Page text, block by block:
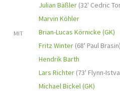
Julian Bäßler (32' Cedric
Marvin Köhler
MIT
Brian-Lucas Körnicke (GK)
Fritz Winter (68' Paul Brasin)
Hendrik Barth
Lars Richter (73' Flynn-
Michael Bickel (GK)